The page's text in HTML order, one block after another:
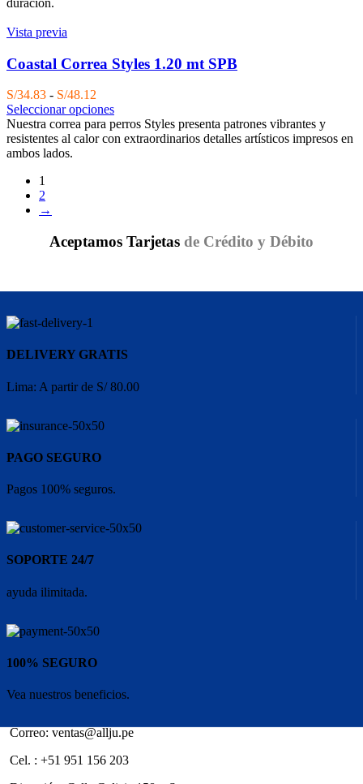
duración.
Vista previa
Coastal Correa Styles 1.20 mt SPB
S/34.83 - S/48.12
de
precios:
desde
Seleccionar opciones
Nuestra correa para perros Styles presenta patrones vibrantes y
resistentes al calor con extraordinarios detalles artísticos impresos en
ambos lados.
1
2
→
Aceptamos Tarjetas de Crédito y Débito
DELIVERY GRATIS
Lima: A partir de S/ 80.00
PAGO SEGURO
Pagos 100% seguros.
SOPORTE 24/7
ayuda ilimitada.
100% SEGURO
Vea nuestros beneficios.
Correo: ventas@allju.pe
Cel. : +51 951 156 203